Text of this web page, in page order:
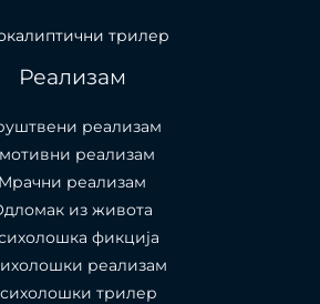
трилер
Реализам
реализам
реализам
Мрачни реализам
из живота
фикција
реализам
трилер